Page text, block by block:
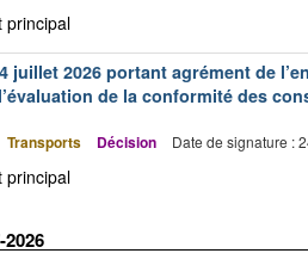
principal
juillet 2026 portant agrément de
de la conformité des
Transports Décision Date de signature :
principal